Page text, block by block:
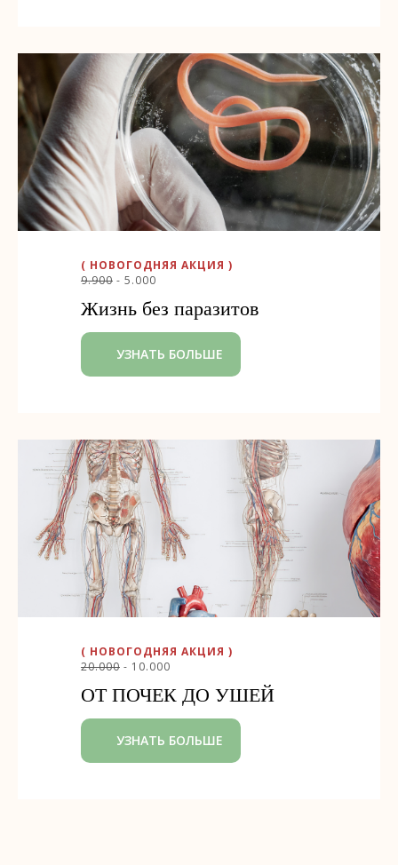
( НОВОГОДНЯЯ АКЦИЯ )
9.900 - 5.000
Жизнь без паразитов
УЗНАТЬ БОЛЬШЕ
( НОВОГОДНЯЯ АКЦИЯ )
20.000 - 10.000
ОТ ПОЧЕК ДО УШЕЙ
УЗНАТЬ БОЛЬШЕ